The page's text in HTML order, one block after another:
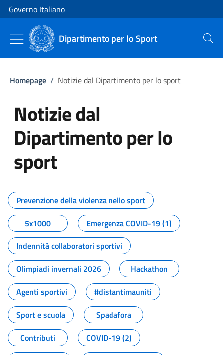
Vai al contenuto
Vai alla navigazione del sito
Governo Italiano
Dipartimento per lo Sport Cerca
Homepage / Notizie dal Dipartimento per lo sport
Notizie dal
Dipartimento per lo
sport
Tutti i contenuti della pagina
Prevenzione della violenza nello sport
5x1000
Emergenza COVID-19 (1)
Indennità collaboratori sportivi
Olimpiadi invernali 2026
Hackathon
Agenti sportivi
#distantimauniti
Sport e scuola
Spadafora
Contributi
COVID-19 (2)